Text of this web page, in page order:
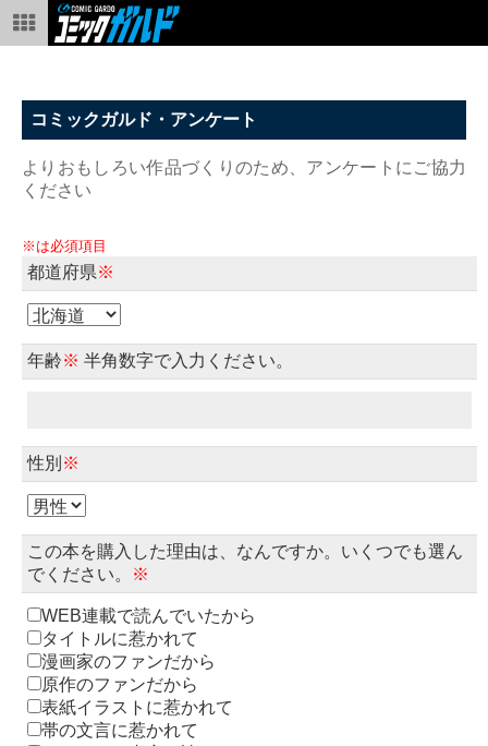
コミックガルド・アンケート
よりおもしろい作品づくりのため、アンケートにご協力
ください
※は必須項目
都道府県※
年齢※ 半角数字で入力ください。
性別 ※
この本を購入した理由は、なんですか。いくつでも選ん
でください。
※
WEB連載で読んでいたから
タイトルに惹かれて
漫画家のファンだから
原作のファンだから
表紙イラストに惹かれて
帯の文言に惹かれて